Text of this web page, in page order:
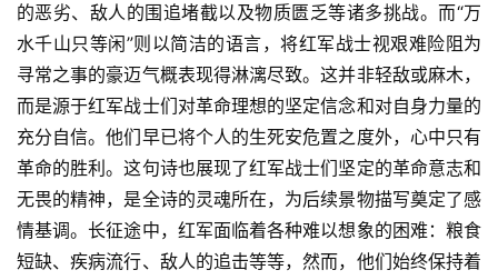
的恶劣、敌人的围追堵截以及物质匮乏等诸多挑战。而“万
水千山只等闲”则以简洁的语言，将红军战士视艰难险阻为
寻常之事的豪迈气概表现得淋漓尽致。这并非轻敌或麻木，
而是源于红军战士们对革命理想的坚定信念和对自身力量的
充分自信。他们早已将个人的生死安危置之度外，心中只有
革命的胜利。这句诗也展现了红军战士们坚定的革命意志和
无畏的精神，是全诗的灵魂所在，为后续景物描写奠定了感
情基调。长征途中，红军面临着各种难以想象的困难：粮食
短缺、疾病流行、敌人的追击等等，然而，他们始终保持着